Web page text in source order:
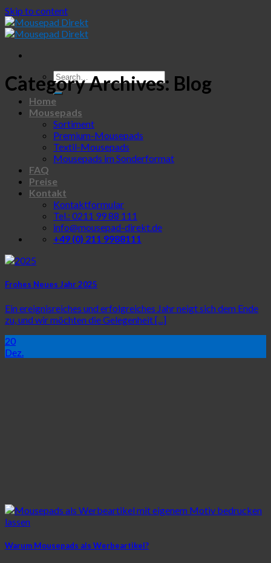
Skip to content
Home
Mousepads
Sortiment
Premium-Mousepads
Textil-Mousepads
Mousepads im Sonderformat
FAQ
Preise
Kontakt
Kontaktformular
Tel.: 0211 99 88 111
info@mousepad-direkt.de
+49 (0) 211 9988111
Category Archives: Blog
Frohes Neues Jahr 2025
Ein ereignisreiches und erfolgreiches Jahr neigt sich dem Ende
zu, und wir möchten die Gelegenheit [...]
20
Dez.
Warum Mousepads als Werbeartikel?